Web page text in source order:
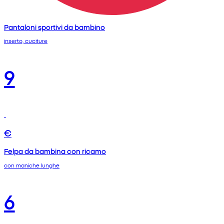
Pantaloni sportivi da bambino
inserto, cuciture
9
€
Felpa da bambina con ricamo
con maniche lunghe
6